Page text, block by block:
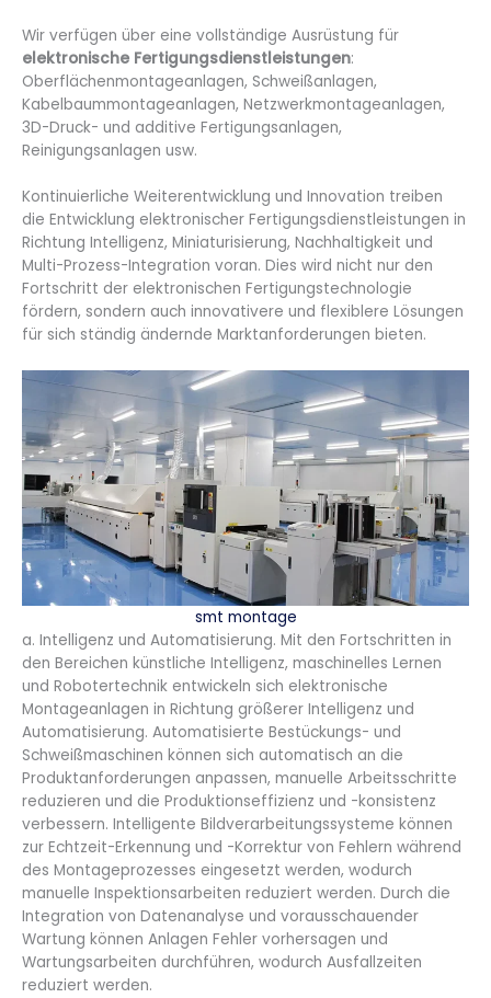
Wir verfügen über eine vollständige Ausrüstung für
elektronische Fertigungsdienstleistungen:
Oberflächenmontageanlagen, Schweißanlagen,
Kabelbaummontageanlagen, Netzwerkmontageanlagen,
3D-Druck- und additive Fertigungsanlagen,
Reinigungsanlagen usw.
Kontinuierliche Weiterentwicklung und Innovation treiben
die Entwicklung elektronischer Fertigungsdienstleistungen in
Richtung Intelligenz, Miniaturisierung, Nachhaltigkeit und
Multi-Prozess-Integration voran. Dies wird nicht nur den
Fortschritt der elektronischen Fertigungstechnologie
fördern, sondern auch innovativere und flexiblere Lösungen
für sich ständig ändernde Marktanforderungen bieten.
smt montage
a. Intelligenz und Automatisierung. Mit den Fortschritten in
den Bereichen künstliche Intelligenz, maschinelles Lernen
und Robotertechnik entwickeln sich elektronische
Montageanlagen in Richtung größerer Intelligenz und
Automatisierung. Automatisierte Bestückungs- und
Schweißmaschinen können sich automatisch an die
Produktanforderungen anpassen, manuelle Arbeitsschritte
reduzieren und die Produktionseffizienz und -konsistenz
verbessern. Intelligente Bildverarbeitungssysteme können
zur Echtzeit-Erkennung und -Korrektur von Fehlern während
des Montageprozesses eingesetzt werden, wodurch
manuelle Inspektionsarbeiten reduziert werden. Durch die
Integration von Datenanalyse und vorausschauender
Wartung können Anlagen Fehler vorhersagen und
Wartungsarbeiten durchführen, wodurch Ausfallzeiten
reduziert werden.